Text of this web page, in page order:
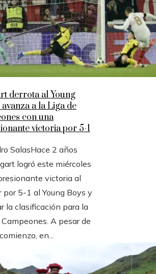
derrota al Young
a la Liga de
con una
victoria por 5-1
SalasHace 2 años
logró este miércoles
victoria al
por 5-1 al Young Boys y
la clasificación para la
A pesar de
en...